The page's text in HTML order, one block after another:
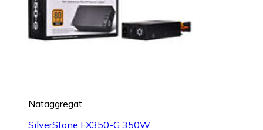
Nätaggregat
SilverStone FX350-G 350W